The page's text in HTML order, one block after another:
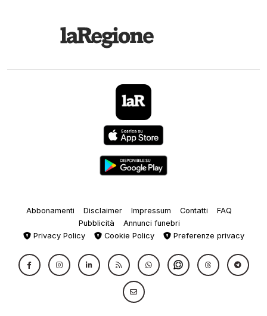
Abbonamenti Disclaimer Impressum Contatti
FAQ
Pubblicità
Annunci funebri
Privacy Policy
Cookie Policy Preferenze privacy